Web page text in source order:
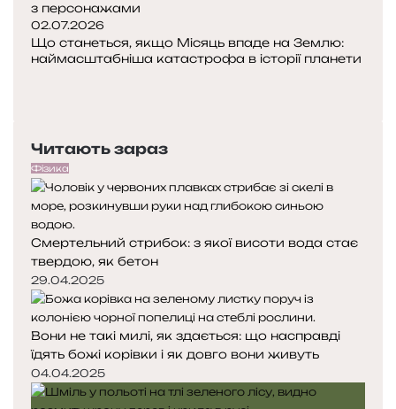
д
к
і
с
н
е
т
и
ч
н
е
з
а
х
в
о
р
ю
з персонажами
02.07.2026
Що станеться, якщо Місяць впаде на Землю:
наймасштабніша катастрофа в історії планети
р
е
д
н
я
с
т
о
р
і
н
к
а
т
у
п
н
а
с
т
о
р
і
н
к
а
Читають зараз
Фізика
Смертельний стрибок: з якої висоти вода стає
твердою, як бетон
29.04.2025
Вони не такі милі, як здається: що насправді
їдять божі корівки і як довго вони живуть
04.04.2025